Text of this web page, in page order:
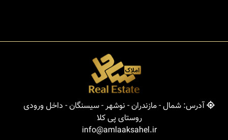
آدرس: شمال - مازندران - نوشهر - سیسنگان - داخل ورودی
روستای پی کلا
info@amlaaksahel.ir